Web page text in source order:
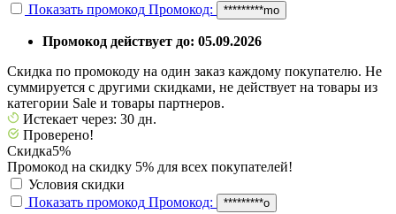
Показать промокод Промокод: *********mo
Промокод действует до: 05.09.2026
Скидка по промокоду на один заказ каждому покупателю. Не
суммируется с другими скидками, не действует на товары из
категории Sale и товары партнеров.
Истекает через: 30 дн.
Проверено!
Скидка5%
Промокод на скидку 5% для всех покупателей!
Условия скидки
Показать промокод Промокод: *********о